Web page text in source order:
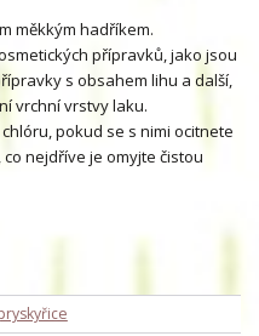
měkkým hadříkem.
přípravků, jako jsou
s obsahem lihu a další,
vrchní vrstvy laku.
pokud se s nimi ocitnete
nejdříve je omyjte čistou